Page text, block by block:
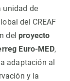
unidad de
del CREAF
delproyecto
Euro-MED,
adaptación al
y la